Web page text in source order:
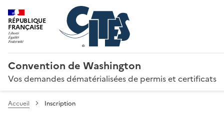
RÉPUBLIQUE
FRANÇAISE
Convention de Washington
Vos demandes dématérialisées de permis et certificats
Accueil Inscription